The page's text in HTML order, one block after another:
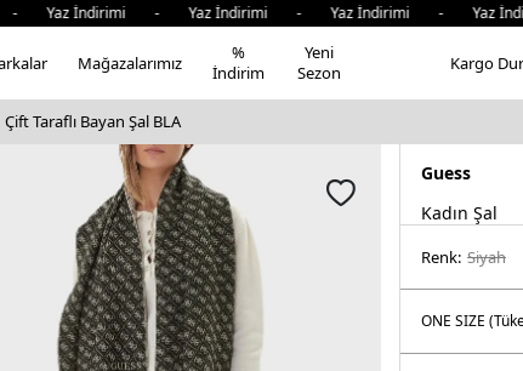
İndirimi - Yaz İndirimi - Yaz İndirimi -
Mağazalarımız
%
İndirim
Yeni
Sezon
Kargo
Taraflı Bayan Şal BLA
Guess
Kadın Şal
Renk: si̇yah